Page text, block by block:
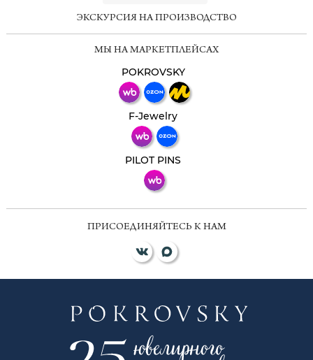
ЭКСКУРСИЯ НА ПРОИЗВОДСТВО
МЫ НА МАРКЕТПЛЕЙСАХ
POKROVSKY
F-Jewelry
PILOT PINS
ПРИСОЕДИНЯЙТЕСЬ К НАМ